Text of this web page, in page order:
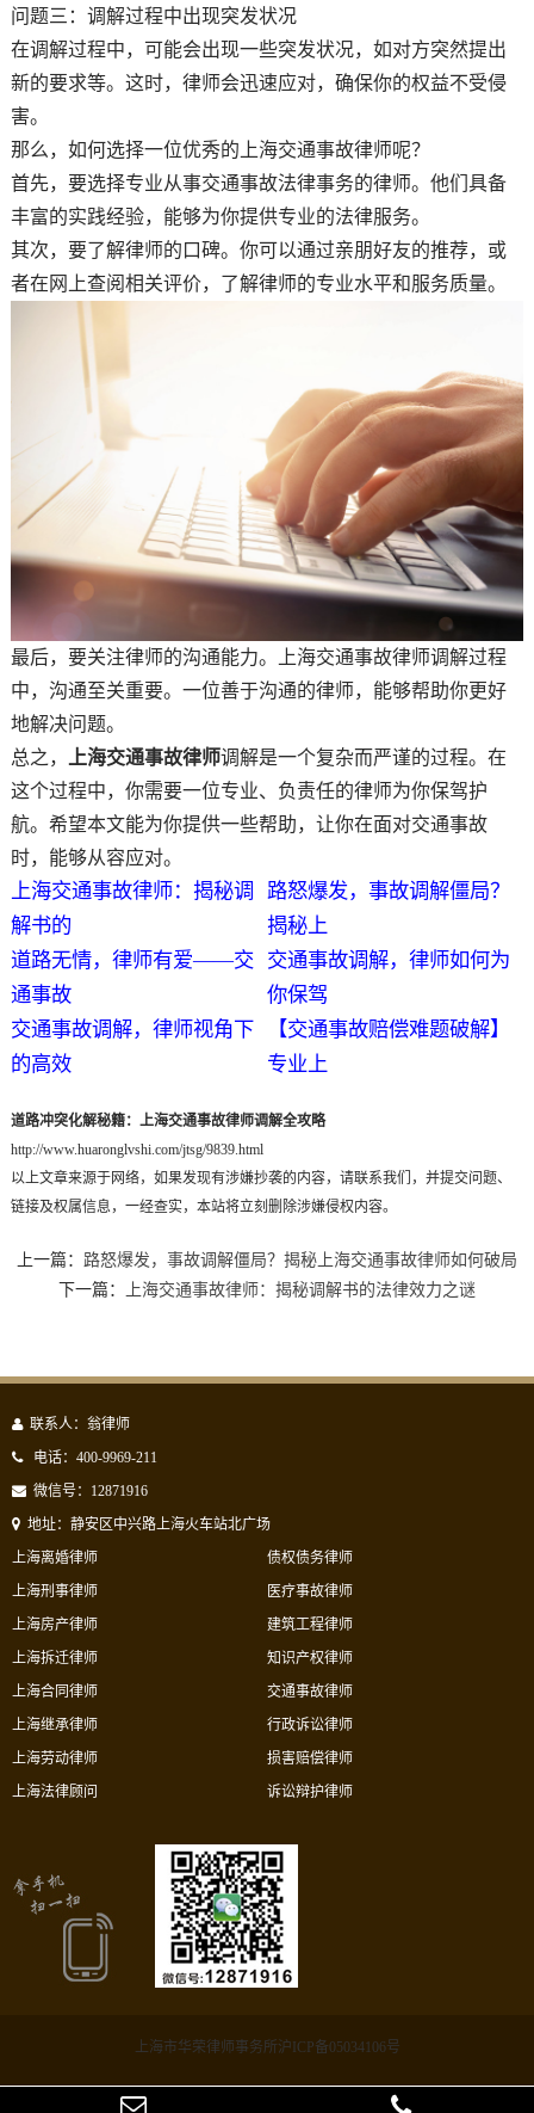
问题三：调解过程中出现突发状况
在调解过程中，可能会出现一些突发状况，如对方突然提出
新的要求等。这时，律师会迅速应对，确保你的权益不受侵
害。
那么，如何选择一位优秀的上海交通事故律师呢？
首先，要选择专业从事交通事故法律事务的律师。他们具备
丰富的实践经验，能够为你提供专业的法律服务。
其次，要了解律师的口碑。你可以通过亲朋好友的推荐，或
者在网上查阅相关评价，了解律师的专业水平和服务质量。
最后，要关注律师的沟通能力。上海交通事故律师调解过程
中，沟通至关重要。一位善于沟通的律师，能够帮助你更好
地解决问题。
总之，
上海交通事故律师调解是一个复杂而严谨的过程。在
这个过程中，你需要一位专业、负责任的律师为你保驾护
航。希望本文能为你提供一些帮助，让你在面对交通事故
时，能够从容应对。
上海交通事故律师：揭秘调
解书的
路怒爆发，事故调解僵局？
揭秘上
道路无情，律师有爱——交
通事故
交通事故调解，律师如何为
你保驾
交通事故调解，律师视角下
的高效
【交通事故赔偿难题破解】
专业上
道路冲突化解秘籍：上海交通事故律师调解全攻略
http://www.huaronglvshi.com/jtsg/9839.html
以上文章来源于网络，如果发现有涉嫌抄袭的内容，请联系我们，并提交问题、
链接及权属信息，一经查实，本站将立刻删除涉嫌侵权内容。
上一篇： 路怒爆发，事故调解僵局？揭秘上海交通事故律师如何破局
下一篇：
上海交通事故律师：揭秘调解书的法律效力之谜
联系人：翁律师
电话：400-9969-211
微信号：12871916
地址：静安区中兴路上海火车站北广场
上海离婚律师
上海刑事律师
上海房产律师
上海拆迁律师
债权债务律师
医疗事故律师
建筑工程律师
知识产权律师
上海合同律师
上海继承律师
上海劳动律师
上海法律顾问
交通事故律师
行政诉讼律师
损害赔偿律师
诉讼辩护律师
上海市华荣律师事务所沪ICP备05034106号